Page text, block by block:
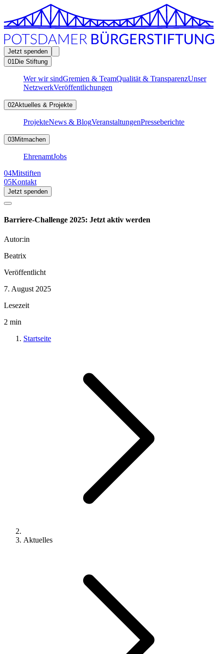
Jetzt spenden
01Die Stiftung
Wer wir sindGremien & TeamQualität & TransparenzUnser
NetzwerkVeröffentlichungen
02Aktuelles & Projekte
ProjekteNews & BlogVeranstaltungenPresseberichte
03Mitmachen
EhrenamtJobs
04Mitstiften
05Kontakt
Jetzt spenden
Barriere-Challenge 2025: Jetzt aktiv werden
Autor:in
Beatrix
Veröffentlicht
7. August 2025
Lesezeit
2 min
Startseite
Aktuelles